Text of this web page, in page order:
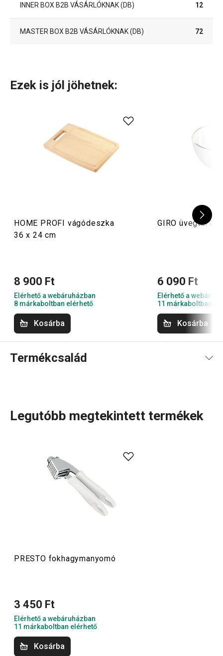
INNER BOX B2B VÁSÁRLÓKNAK (DB) 12
MASTER BOX B2B VÁSÁRLÓKNAK (DB) 72
Ezek is jól jöhetnek:
HOME PROFI vágódeszka
36 x 24 cm
8 900 Ft
Elérhető a webáruházban
8 márkaboltban elérhető
Kosárba
GIRO üvegtál ø
6 090 Ft
Elérhető a
11 márkaboltban
Kosárba
Termékcsalád
olyan alapvető, praktikus
konyhai eszközök
amelyeket minőségi anyagokból készítünk és mégis
megfizethetők. A PRESTO eszközök közt
merőkanalakat
más konyhai felszerelést találsz. A PRESTO konyhai
Főzés
Italok
Legutóbb megtekintett termékek
PRESTO fokhagymanyomó
3 450 Ft
Elérhető a webáruházban
11 márkaboltban elérhető
Kosárba